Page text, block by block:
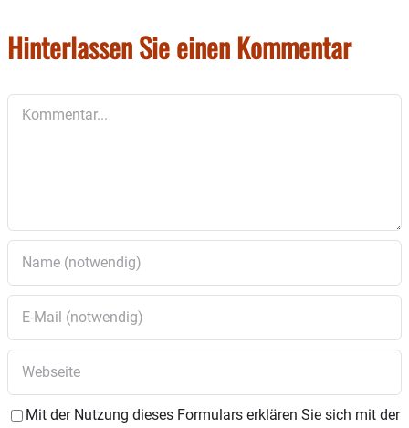
Hinterlassen Sie einen Kommentar
Mit der Nutzung dieses Formulars erklären Sie sich mit der